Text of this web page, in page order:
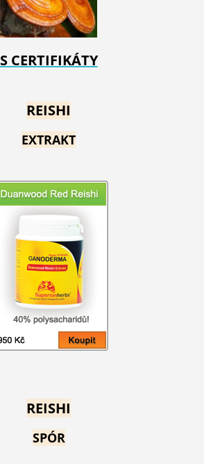
S CERTIFIKÁTY
REISHI
EXTRAKT
REISHI
SPÓR